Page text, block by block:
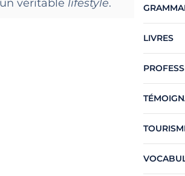
véritable lifestyle.
LIVRES